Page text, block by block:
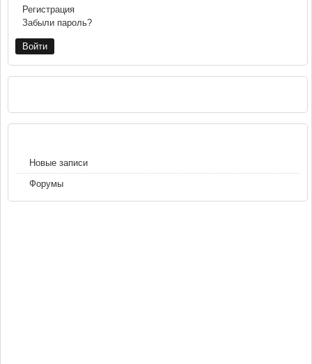
Регистрация
Забыли пароль?
Новые записи
Форумы